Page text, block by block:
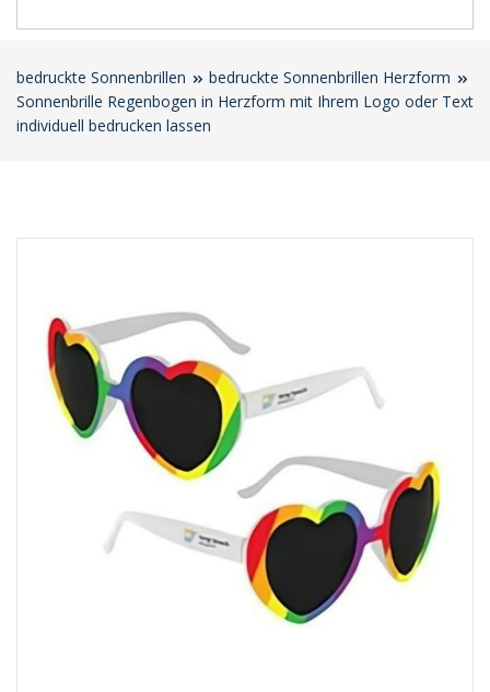
bedruckte Sonnenbrillen
bedruckte Sonnenbrillen Herzform
Sonnenbrille Regenbogen in Herzform mit Ihrem Logo oder Text
individuell bedrucken lassen